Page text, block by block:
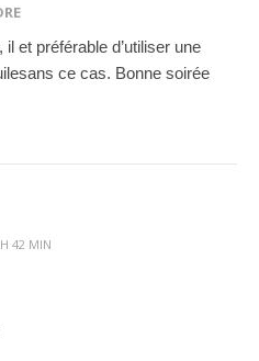
il et préférable d’utiliser une
ce cas. Bonne soirée
42 MIN